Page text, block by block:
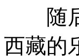
随后
西藏的